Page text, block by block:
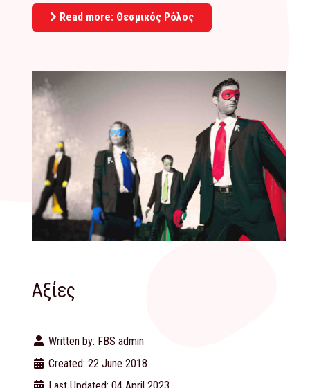
Read more: Θεσμικός Ρόλος
Αξίες
Written by: FBS admin
Created: 22 June 2018
Last Updated: 04 April 2023